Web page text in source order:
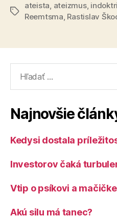
Značky
ateista, ateizmus,
Reemtsma, Rastislav
Najnovšie
Kedysi dostala
Investorov čaká
Vtip o psíkovi a mačičke
Akú silu má tanec?